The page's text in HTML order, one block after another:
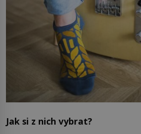
Jak si z nich vybrat?